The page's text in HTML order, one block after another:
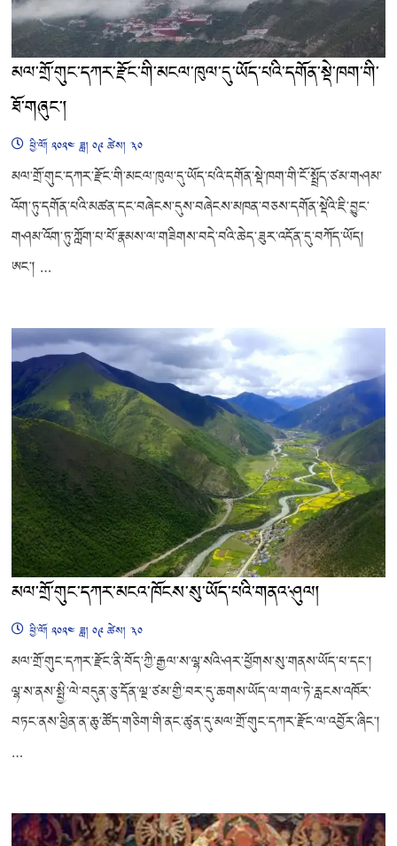
མལ་གྲོ་གུང་དཀར་རྫོང་གི་མངལ་ཁུལ་དུ་ཡོད་པའི་དགོན་སྡེ་ཁག་གི་
ཐོ་གཞུང་།
ཕྱི་ལོ། ༢༠༢༤ ཟླ། ༠༩ ཚེས། ༣༠
མལ་གྲོ་གུང་དཀར་རྫོང་གི་མངལ་ཁུལ་དུ་ཡོད་པའི་དགོན་སྡེ་ཁག་གི་ངོ་སྤྲོད་ཙམ་གཤམ་
འོག་ཏུ་དགོན་པའི་མཚན་དང་བཞེངས་དུས་བཞེངས་མཁན་བཅས་དགོན་སྡེའི་ཇི་བྱུང་
གཤམ་འོག་ཏུ་ཀློག་པ་པོ་རྣམས་ལ་གཟིགས་བདེ་བའི་ཆེད་ཟུར་འདོན་དུ་བཀོད་ཡོད།
ཨང་། …
མལ་གྲོ་གུང་དཀར་མངའ་ཁོངས་སུ་ཡོད་པའི་གནའ་ཤུལ།
ཕྱི་ལོ། ༢༠༢༤ ཟླ། ༠༩ ཚེས། ༣༠
མལ་གྲོ་གུང་དཀར་རྫོང་ནི་བོད་ཀྱི་རྒྱལ་ས་ལྷ་སའི་ཤར་ཕྱོགས་སུ་གནས་ཡོད་པ་དང་།
ལྷ་ས་ནས་སྤྱི་ལེ་བདུན་ཅུ་དོན་ལྔ་ཙམ་གྱི་བར་དུ་ཆགས་ཡོད་ལ་གལ་ཏེ་རླངས་འཁོར་
བཏང་ནས་ཕྱིན་ན་ཆུ་ཚོད་གཅིག་གི་ནང་ཚུན་དུ་མལ་གྲོ་གུང་དཀར་རྫོང་ལ་འབྱོར་ཞིང་།
…